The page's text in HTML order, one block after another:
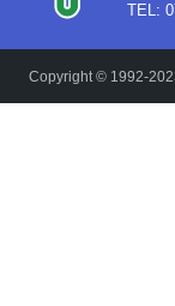
TEL:
Copyright © 1992-